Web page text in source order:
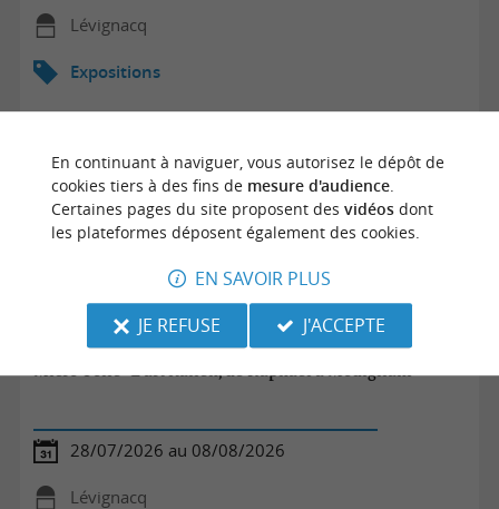
Lévignacq
Expositions
Micro-Folie "L'art italien, de Raphaël à Modigliani""
28/07/2026 au 08/08/2026
Lévignacq
En continuant à naviguer, vous autorisez le dépôt de
cookies tiers à des fins de mesure d'audience.
Certaines pages du site proposent des vidéosdont
les plateformes déposent également des cookies.
EN SAVOIR PLUS
JE REFUSE
J'ACCEPTE